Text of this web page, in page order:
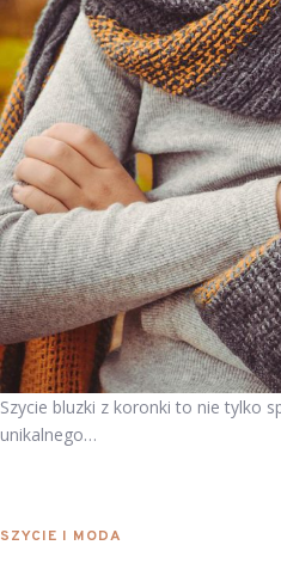
Szycie bluzki z koronki to nie tylko
unikalnego…
SZYCIE I MODA